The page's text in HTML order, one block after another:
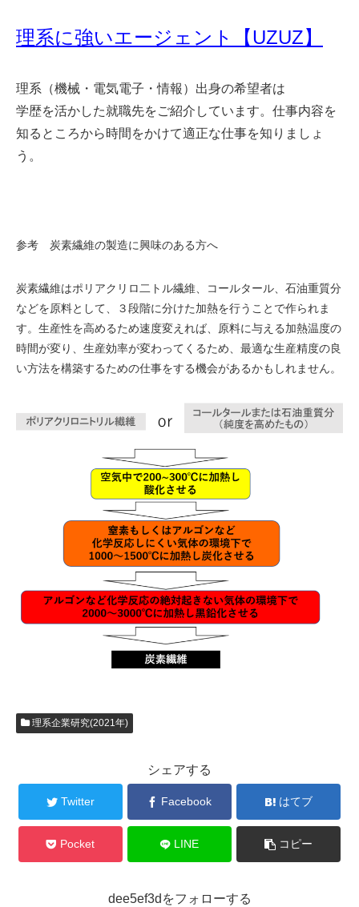
理系に強いエージェント【UZUZ】
理系（機械・電気電子・情報）出身の希望者は
学歴を活かした就職先をご紹介しています。仕事内容を
知るところから時間をかけて適正な仕事を知りましょ
う。
参考 炭素繊維の製造に興味のある方へ
炭素繊維はポリアクリロ二トル繊維、コールタール、石油重質分
などを原料として、３段階に分けた加熱を行うことで作られま
す。生産性を高めるため速度変えれば、原料に与える加熱温度の
時間が変り、生産効率が変わってくるため、最適な生産精度の良
い方法を構築するための仕事をする機会があるかもしれません。
理系企業研究(2021年)
シェアする
Twitter Facebook はてブ
Pocket LINE コピー
dee5ef3dをフォローする